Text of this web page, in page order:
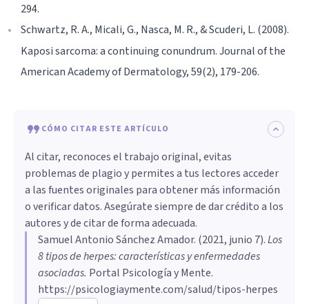
294.
Schwartz, R. A., Micali, G., Nasca, M. R., & Scuderi, L. (2008).
Kaposi sarcoma: a continuing conundrum. Journal of the
American Academy of Dermatology, 59(2), 179-206.
CÓMO CITAR ESTE ARTÍCULO
Al citar, reconoces el trabajo original, evitas
problemas de plagio y permites a tus lectores acceder
a las fuentes originales para obtener más información
o verificar datos. Asegúrate siempre de dar crédito a los
autores y de citar de forma adecuada.
Samuel Antonio Sánchez Amador. (2021, junio 7).Los
8 tipos de herpes: características y enfermedades
asociadas. Portal Psicología y Mente.
https://psicologiaymente.com/salud/tipos-herpes